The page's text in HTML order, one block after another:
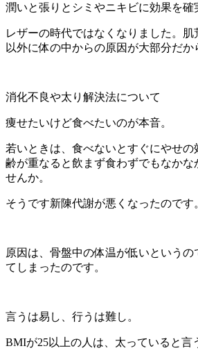
潤いと張りとシミやニキビに効果を確
レザーの時代ではなくなりました。肌
以外に体の中からの原因が大部分だか
消化不良や太り解決法について
痩せたいけど食べたいのが本音。
若いときは、食べないとすぐにやせ
齢が重なると飲まず食わずでもなかな
せんか。
そうです新陳代謝が悪くなったのです
原因は、骨盤中の体温が低いというの
てしまったのです。
言うは易し、行うは難し。
BMIが25以上の人は、太っていると言